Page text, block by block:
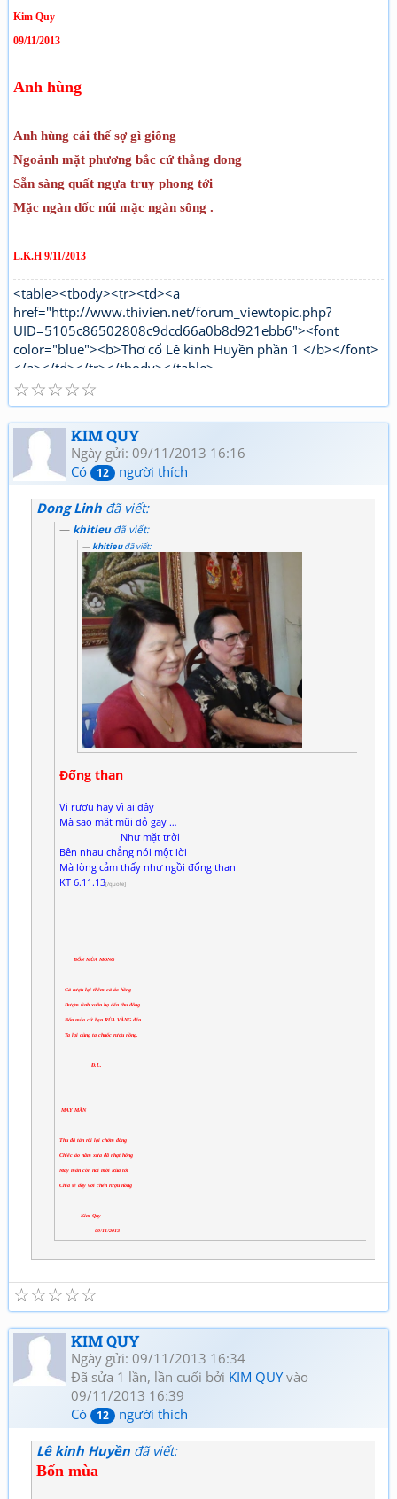
Kim Quy
09/11/2013
Anh hùng
Anh hùng cái thế sợ gì giông
Ngoảnh mặt phương bắc cứ thẳng dong
Sẵn sàng quất ngựa truy phong tới
Mặc ngàn dốc núi mặc ngàn sông .
L.K.H 9/11/2013
<table><tbody><tr><td><a
href="http://www.thivien.net/forum_viewtopic.php?
UID=5105c86502808c9dcd66a0b8d921ebb6"><font
color="blue"><b>Thơ cổ Lê kinh Huyền phần 1 </b></font>
</a></td></tr></tbody></table>
"http://www.thivien.net/forum_viewtopic.php?
UID=bkDYrcuJOSk9GouaL4BqFQ"><font color="red">
<b>Thơ mới Lê kinh Huyền phần 1</b></font></a></td>
</tr></tbody></table>[/html]
☆
☆
☆
☆
☆
KIM QUY
Ngày gửi: 09/11/2013 16:16
Có
12 người thích
Dong Linh đã viết:
khitieuđã viết:
khitieuđã viết:
Đống than
Vì rượu hay vì ai đây
Mà sao mặt mũi đỏ gay …
Như mặt trời
Bên nhau chẳng nói một lời
Mà lòng cảm thấy như ngồi đống than
KT 6.11.13[/quote]
BỐN MÙA MONG
Cả rượu lại thêm cả áo hồng
Đượm tình xuân hạ đến thu đông
Bốn mùa cứ hẹn RÙA VÀNG đến
Ta lại cùng ta chuốc rượu nồng.
Đ.L.
MAY MẮN
Thu đã tàn rồi lại chớm đông
Chiếc áo năm xưa đã nhạt hồng
May mắn còn nơi mời Rùa tới
Chia sẻ đầy vơi chén rượu nồng
Kim Quy
09/11/2013
☆
☆
☆
☆
☆
KIM QUY
Ngày gửi: 09/11/2013 16:34
Đã sửa 1 lần, lần cuối bởi KIM QUYvào
09/11/2013 16:39
Có
12 người thích
Lê kinh Huyền đã viết:
Bốn mùa